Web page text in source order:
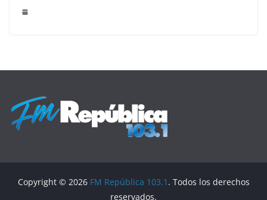
Copyright © 2026 FM República 103.1 . Todos los derechos
reservados.